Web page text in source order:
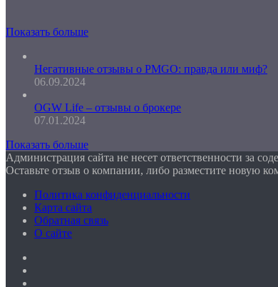
Показать больше
Негативные отзывы о PMGO: правда или миф?
06.09.2024
OGW Life – отзывы о брокере
07.01.2024
Показать больше
Администрация сайта не несет ответственности за
Оставьте отзыв о компании, либо разместите новую
Политика конфиденциальности
Карта сайта
Обратная связь
О сайте